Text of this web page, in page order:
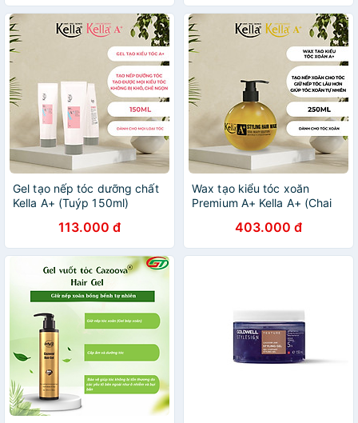
Gel tạo nếp tóc dưỡng chất
Kella A+ (Tuýp 150ml)
113.000 đ
Wax tạo kiểu tóc xoăn
Premium A+ Kella A+ (Chai
403.000 đ